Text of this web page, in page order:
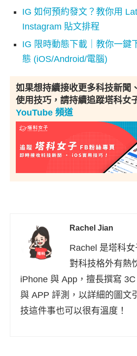
IG 如何預約發文？教你用
Instagram 貼文排程
IG 限時動態下載｜教你一鍵
態 (iOS/Android/電腦)
如果想持續接收更多科技新聞
使用技巧，請持續追蹤塔科女
YouTube 頻道
Rachel Jian
Rachel 是塔科女
對科技格外有熱
iPhone 與 App，擅長撰寫
與 APP 評測，以詳細的圖文
技這件事也可以很有溫度！